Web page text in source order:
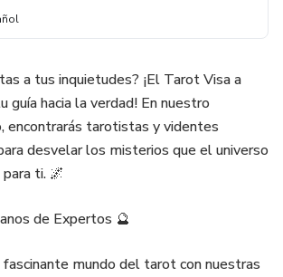
a tus inquietudes? ¡El Tarot Visa a
guía hacia la verdad! En nuestro
encontrarás tarotistas y videntes
desvelar los misterios que el universo
ti. 🌌
de Expertos 🔮
mundo del tarot con nuestras